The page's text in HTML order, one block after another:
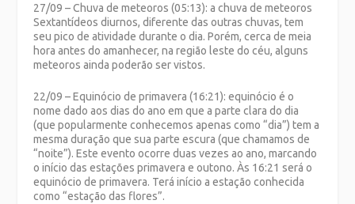
27/09 – Chuva de meteoros (05:13): a chuva de meteoros
Sextantídeos diurnos, diferente das outras chuvas, tem
seu pico de atividade durante o dia. Porém, cerca de meia
hora antes do amanhecer, na região leste do céu, alguns
meteoros ainda poderão ser vistos.
22/09 – Equinócio de primavera (16:21): equinócio é o
nome dado aos dias do ano em que a parte clara do dia
(que popularmente conhecemos apenas como “dia”) tem a
mesma duração que sua parte escura (que chamamos de
“noite”). Este evento ocorre duas vezes ao ano, marcando
o início das estações primavera e outono. Às 16:21 será o
equinócio de primavera. Terá início a estação conhecida
como “estação das flores”.